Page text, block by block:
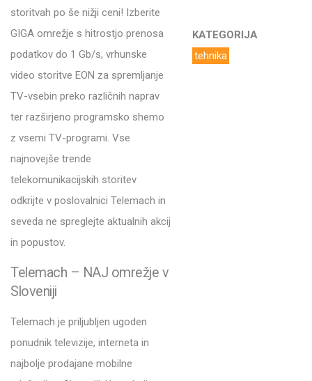
storitvah po še nižji ceni! Izberite
GIGA omrežje s hitrostjo prenosa
podatkov do 1 Gb/s, vrhunske
video storitve EON za spremljanje
TV-vsebin preko različnih naprav
ter razširjeno programsko shemo
z vsemi TV-programi. Vse
najnovejše trende
telekomunikacijskih storitev
odkrijte v poslovalnici Telemach in
seveda ne spreglejte aktualnih akcij
in popustov.
Telemach – NAJ omrežje v
Sloveniji
Telemach je priljubljen ugoden
ponudnik televizije, interneta in
najbolje prodajane mobilne
KATEGORIJA
tehnika